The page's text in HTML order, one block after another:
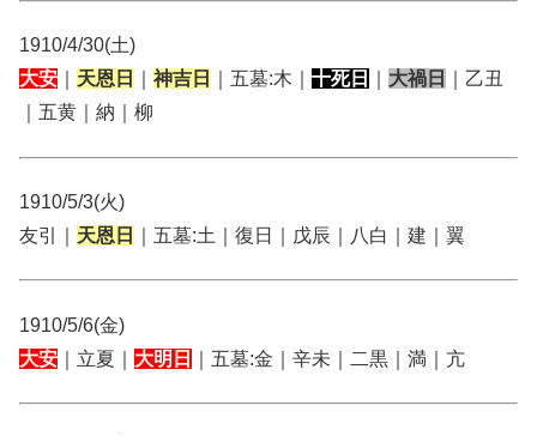
1910/4/30(土)
大安
天恩日 神吉日 ｜五墓:木｜ 十死日 大禍日
｜乙丑
｜五黄｜納｜柳
1910/5/3(火)
友引｜ 天恩日 ｜五墓:土｜復日｜戊辰｜八白｜建｜翼
1910/5/6(金)
大安 ｜立夏｜ 大明日 ｜五墓:金｜辛未｜二黒｜満｜亢